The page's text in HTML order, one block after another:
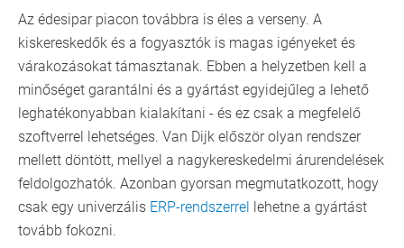
Az édesipar piacon továbbra is éles a verseny. A
kiskereskedők és a fogyasztók is magas igényeket és
várakozásokat támasztanak. Ebben a helyzetben kell a
minőséget garantálni és a gyártást egyidejűleg a lehető
leghatékonyabban kialakítani - és ez csak a megfelelő
szoftverrel lehetséges. Van Dijk először olyan rendszer
mellett döntött, mellyel a nagykereskedelmi árurendelések
feldolgozhatók. Azonban gyorsan megmutatkozott, hogy
csak egy univerzális ERP-rendszerrel
lehetne a gyártást
tovább fokozni.